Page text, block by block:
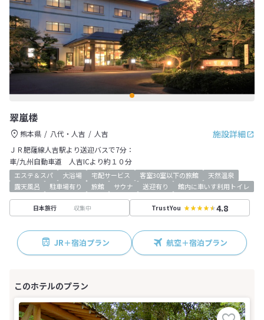
翠嵐楼
施設詳細
熊本県 八代・人吉
人吉
ＪＲ肥薩線人吉駅より送迎バスで7分：
車/九州自動車道 人吉ICより約１０分
エステ＆スパ 大浴場 宅配サービス 客室30室以下の旅館
天然温泉
露天風呂
駐車場有り 旅館 サウナ 送迎有り 館内に車いす利用トイレ
日本旅行 収集中 TrustYou 4.8
JR＋宿泊プラン 航空＋宿泊プラン